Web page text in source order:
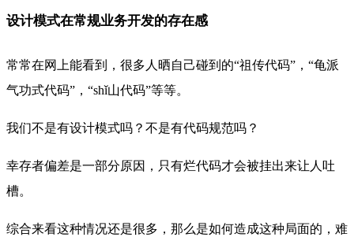
设计模式在常规业务开发的存在感
常常在网上能看到，很多人晒自己碰到的“祖传代码”，“龟派
气功式代码”，“shǐ山代码”等等。
我们不是有设计模式吗？不是有代码规范吗？
幸存者偏差是一部分原因，只有烂代码才会被挂出来让人吐
槽。
综合来看这种情况还是很多，那么是如何造成这种局面的，难